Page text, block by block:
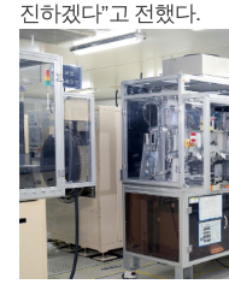
진하겠다”고 전했다.